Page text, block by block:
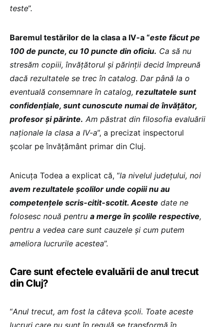
teste”.
Baremul testărilor de la clasa a IV-a “este făcut pe
100 de puncte, cu 10 puncte din oficiu. Ca să nu
stresăm copiii, învățătorul și părinții decid împreună
dacă rezultatele se trec în catalog. Dar până la o
eventuală consemnare în catalog, rezultatele sunt
confidențiale, sunt cunoscute numai de învățător,
profesor și părinte. Am păstrat din filosofia evaluării
naționale la clasa a IV-a”, a precizat inspectorul
școlar pe învățământ primar din Cluj.
Anicuța Todea a explicat că, “la nivelul județului, noi
avem rezultatele școlilor unde copiii nu au
competențele scris-citit-scotit. Aceste date ne
folosesc nouă pentru a merge în școlile respective,
pentru a vedea care sunt cauzele și cum putem
ameliora lucrurile acestea”.
Care sunt efectele evaluării de anul trecut
din Cluj?
“Anul trecut, am fost la câteva școli. Toate aceste
lucruri care nu sunt în regulă se transformă în